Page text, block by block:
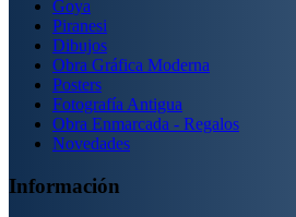
Goya
Piranesi
Dibujos
Obra Gráfica Moderna
Posters
Fotografía Antigua
Obra Enmarcada - Regalos
Novedades
Información